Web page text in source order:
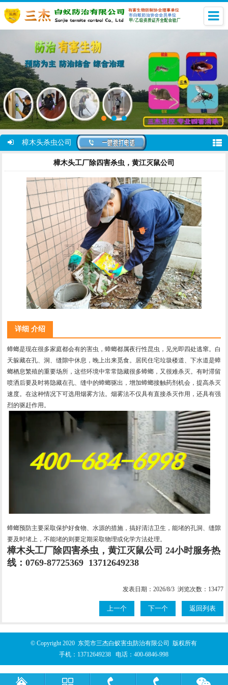
樟木头杀虫公司
樟木头工厂除四害杀虫，黄江灭鼠公司
详细 介绍
蟑螂是现在很多家庭都会有的害虫，蟑螂都属夜行性昆虫，见光即四处逃窜。白
天躲藏在孔、洞、缝隙中休息，晚上出来觅食。居民住宅垃圾楼道、下水道是蟑
螂栖息繁殖的重要场所，这些环境中常常隐藏很多蟑螂，又很难杀灭。有时滞留
喷洒后要及时将隐藏在孔、缝中的蟑螂驱出，增加蟑螂接触药剂机会，提高杀灭
速度。在这种情况下可选用烟雾方法。烟雾法不仅具有直接杀灭作用，还具有强
烈的驱赶作用。
蟑螂预防主要采取保护好食物、水源的措施，搞好清洁卫生，能堵的孔洞、缝隙
要及时堵上，不能堵的则要定期采取物理或化学方法处理。
樟木头工厂除四害杀虫，黄江灭鼠公司 24小时服务热
线：0769-87725369 13712649238
发表日期：2026/8/3 浏览次数：13477
上一个 下一个 返回列表
© Copyright 2020 东莞市三杰白蚁害虫防治有限公司 版权所有
手机： 13712649238 电话：400-6846-998